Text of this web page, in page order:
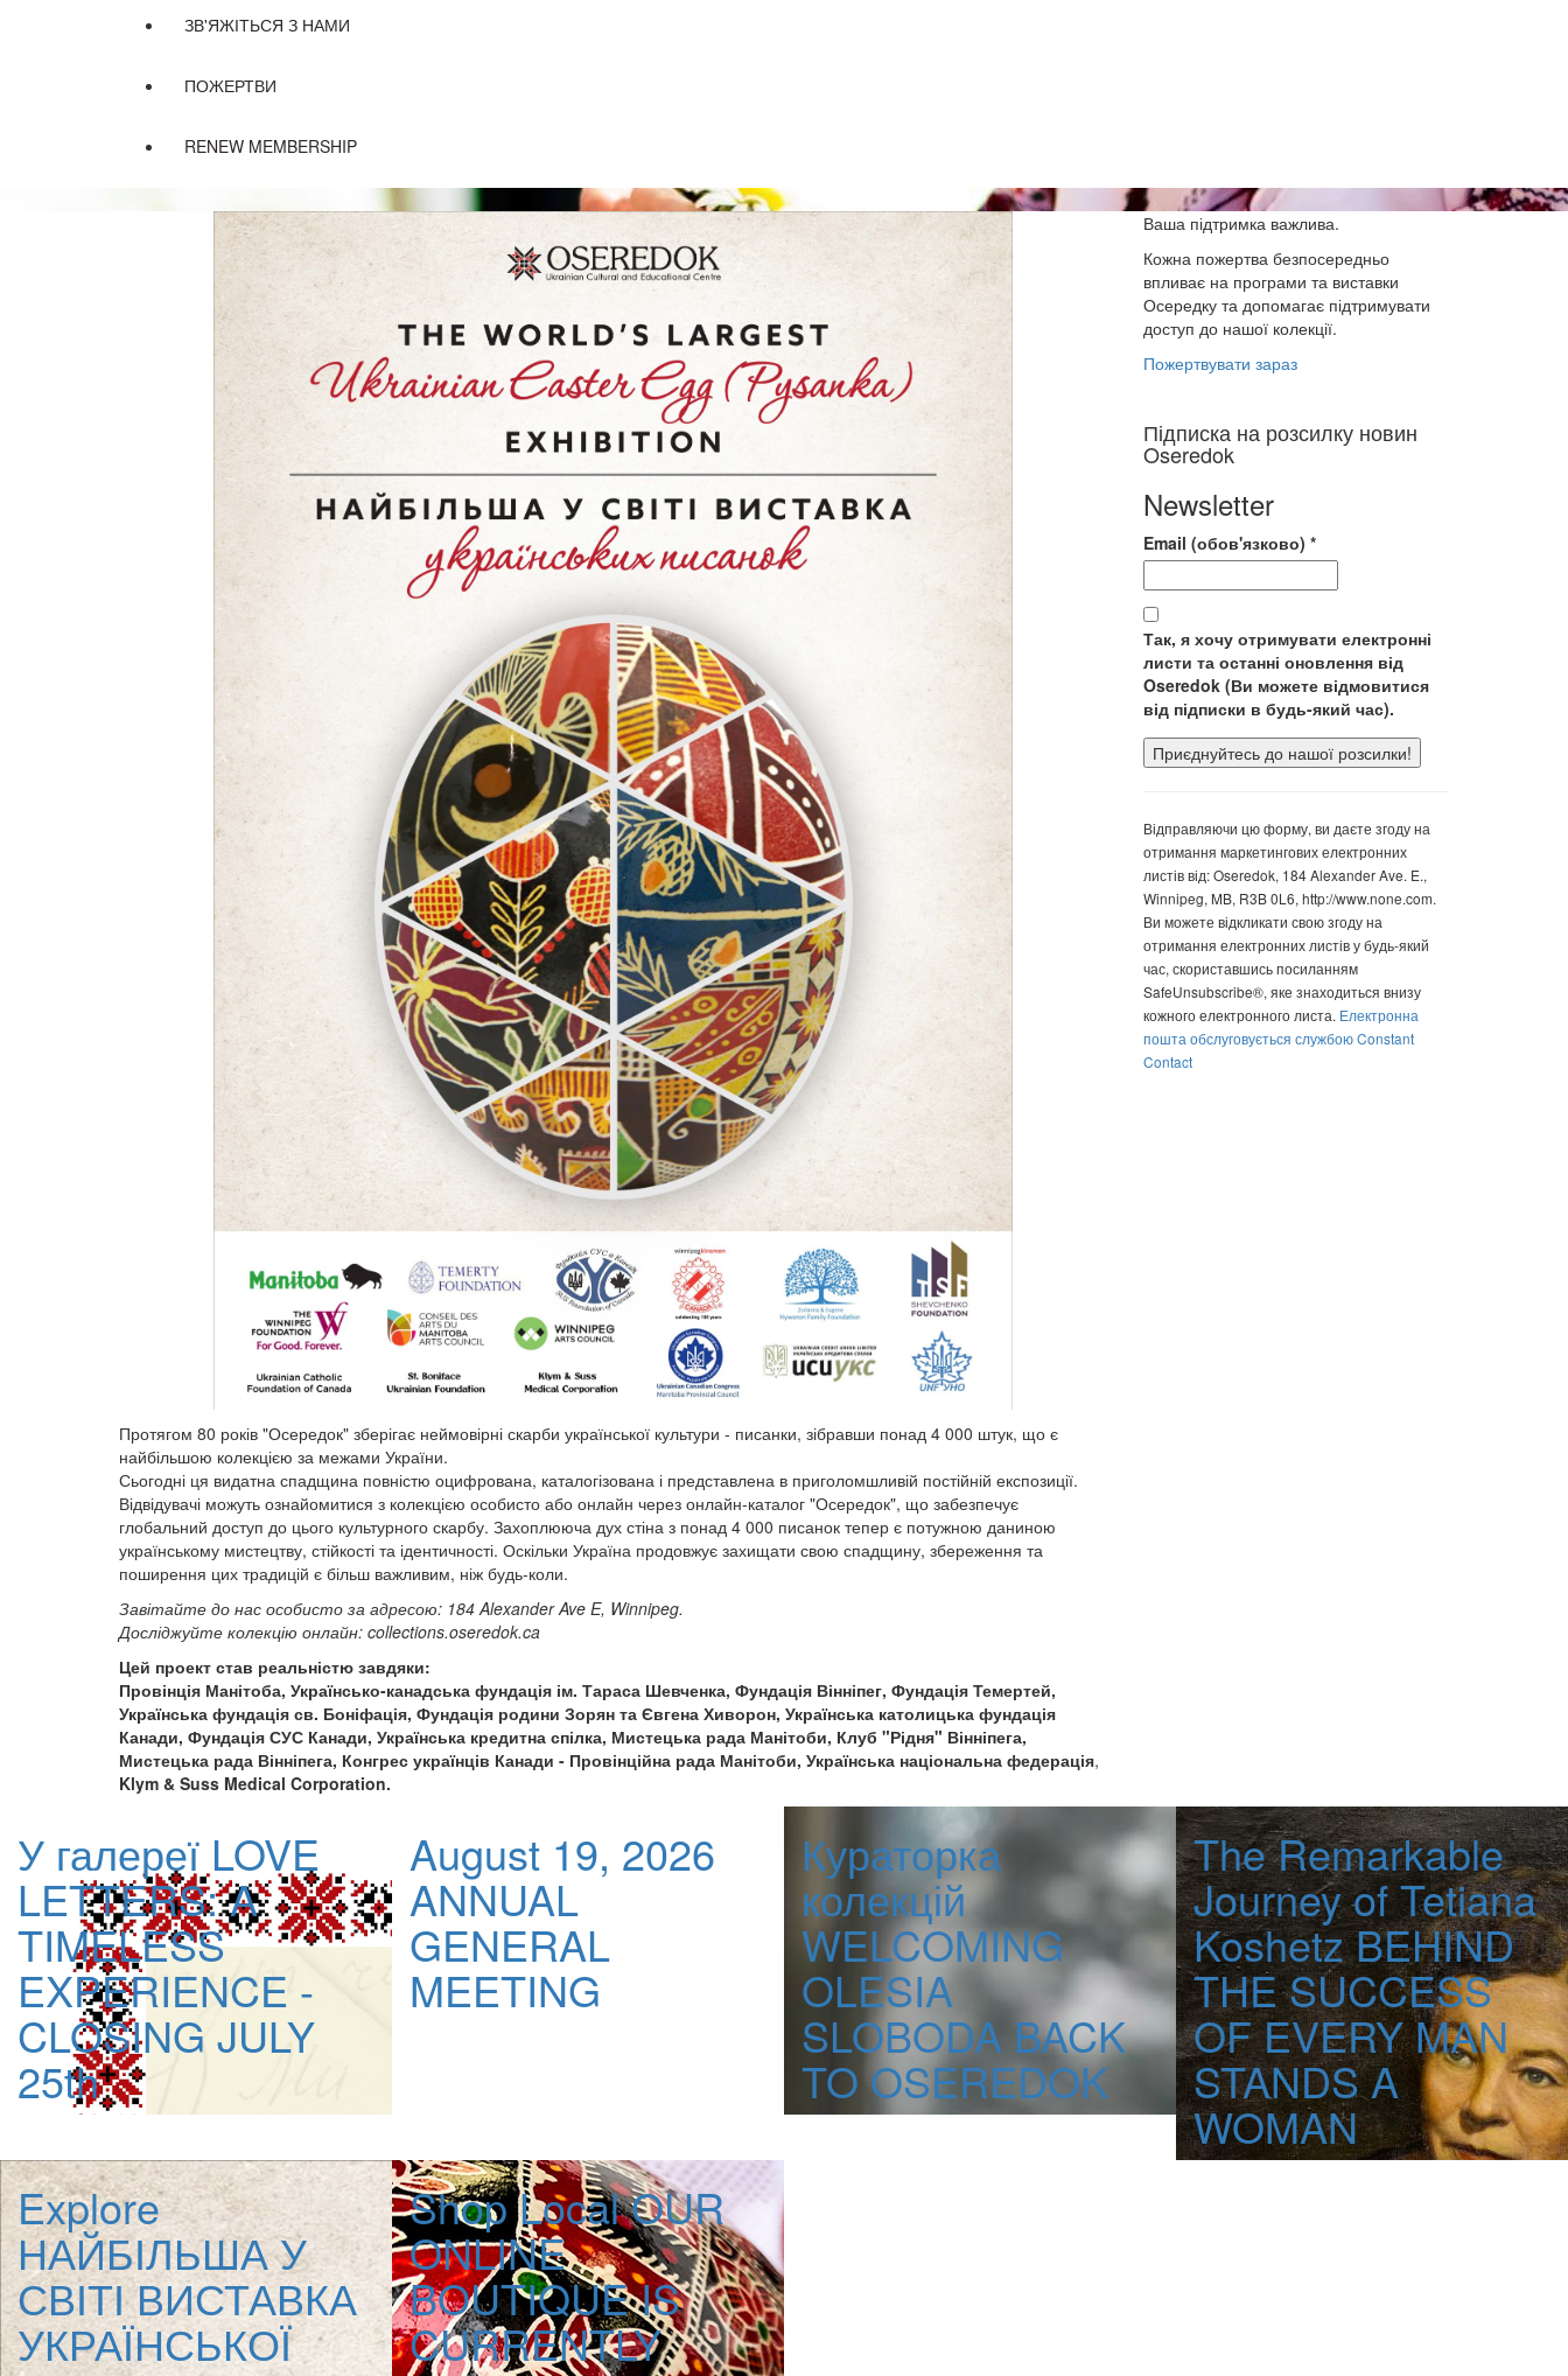
ЗВ'ЯЖІТЬСЯ З НАМИ
ПОЖЕРТВИ
RENEW MEMBERSHIP
Протягом 80 років "Осередок" зберігає неймовірні скарби української культури - писанки, зібравши понад 4 000 штук, що є
найбільшою колекцією за межами України.
Сьогодні ця видатна спадщина повністю оцифрована, каталогізована і представлена в приголомшливій постійній експозиції.
Відвідувачі можуть ознайомитися з колекцією особисто або онлайн через онлайн-каталог "Осередок", що забезпечує
глобальний доступ до цього культурного скарбу. Захоплююча дух стіна з понад 4 000 писанок тепер є потужною даниною
українському мистецтву, стійкості та ідентичності. Оскільки Україна продовжує захищати свою спадщину, збереження та
поширення цих традицій є більш важливим, ніж будь-коли.
Завітайте до нас особисто за адресою: 184 Alexander Ave E, Winnipeg.
Досліджуйте колекцію онлайн: collections.oseredok.ca
Цей проект став реальністю завдяки:
Провінція Манітоба, Українсько-канадська фундація ім. Тараса Шевченка, Фундація Вінніпег, Фундація Темертей,
Українська фундація св. Боніфація, Фундація родини Зорян та Євгена Хиворон, Українська католицька фундація
Канади, Фундація СУС Канади, Українська кредитна спілка, Мистецька рада Манітоби, Клуб "Рідня" Вінніпега,
Мистецька рада Вінніпега, Конгрес українців Канади - Провінційна рада Манітоби, Українська національна федерація,
Klym & Suss Medical Corporation.
Ваша підтримка важлива.
Кожна пожертва безпосередньо
впливає на програми та виставки
Осередку та допомагає підтримувати
доступ до нашої колекції.
Пожертвувати зараз
Підписка на розсилку новин
Oseredok
Newsletter
Email (обов'язково) *
Так, я хочу отримувати електронні
листи та останні оновлення від
Oseredok (Ви можете відмовитися
від підписки в будь-який час).
контакту.
Будь
ласка,
залиште
це
поле
порожнім.
Відправляючи цю форму, ви даєте згоду на
отримання маркетингових електронних
листів від: Oseredok, 184 Alexander Ave. E.,
Winnipeg, MB, R3B 0L6, http://www.none.com.
Ви можете відкликати свою згоду на
отримання електронних листів у будь-який
час, скориставшись посиланням
SafeUnsubscribe®, яке знаходиться внизу
кожного електронного листа. Електронна
пошта обслуговується службою Constant
Contact
У галереї LOVE
LETTERS: A
TIMELESS
EXPERIENCE -
CLOSING JULY
25th
August 19, 2026
ANNUAL
GENERAL
MEETING
Кураторка
колекцій
WELCOMING
OLESIA
SLOBODA BACK
TO OSEREDOK
The Remarkable
Journey of Tetiana
KoshetzBEHIND
THE SUCCESS
OF EVERY MAN
STANDS A
WOMAN
Explore
НАЙБІЛЬША У
СВІТІ ВИСТАВКА
УКРАЇНСЬКОЇ
Shop LocalOUR
ONLINE
BOUTIQUE IS
CURRENTLY